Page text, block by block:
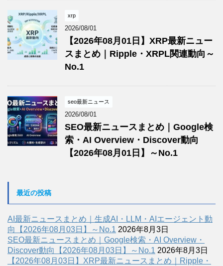
xrp
2026/08/01
【2026年08月01日】XRP最新ニュー
スまとめ｜Ripple・XRPL関連動向～
No.1
seo最新ニュース
2026/08/01
SEO最新ニュースまとめ｜Google検
索・AI Overview・Discover動向
【2026年08月01日】～No.1
最近の投稿
AI最新ニュースまとめ｜生成AI・LLM・AIエージェント動
向【2026年08月03日】～No.1 2026年8月3日
SEO最新ニュースまとめ｜Google検索・AI Overview・
Discover動向【2026年08月03日】～No.1 2026年8月3日
【2026年08月03日】XRP最新ニュースまとめ｜Ripple・